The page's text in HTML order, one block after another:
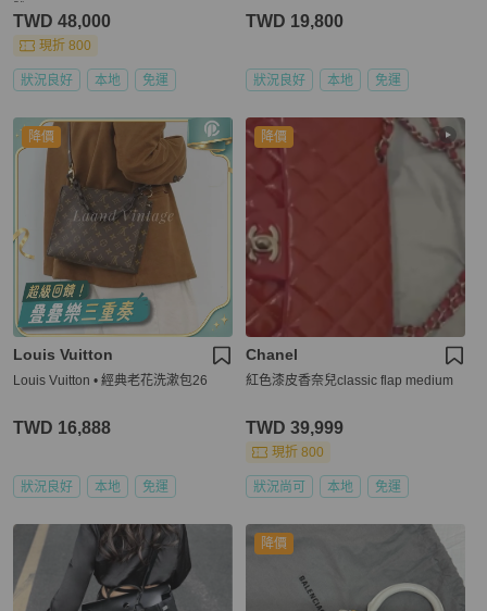
TWD 48,000
現折 800
狀況良好 本地 免運
TWD 19,800
狀況良好 本地 免運
降價
Louis Vuitton
Louis Vuitton • 經典老花洗漱包26
TWD 16,888
狀況良好 本地 免運
降價
Chanel
紅色漆皮香奈兒classic flap medium
TWD 39,999
現折 800
狀況尚可 本地 免運
降價